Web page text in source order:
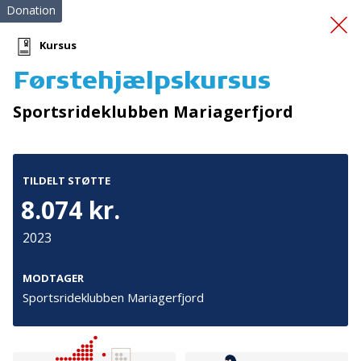
Førstehjælpskursus
Donation
Kursus
Førstehjælpskursus
Sportsrideklubben Mariagerfjord
TILDELT STØTTE
8.074 kr.
2023
MODTAGER
Sportsrideklubben Mariagerfjord
Tilmeld nyhedsbrev
De seneste nyheder om TrygFondens og TryghedsGruppens
aktiviteter direkte i din indbakke.
Tilmeld